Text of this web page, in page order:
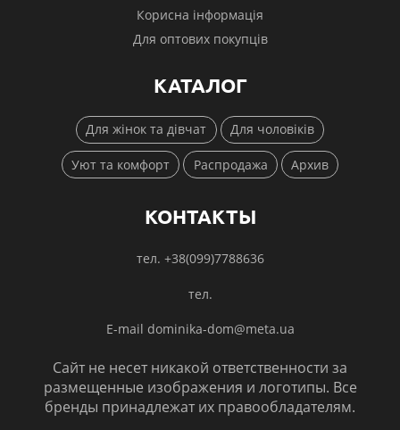
Корисна інформація
Для оптових покупців
КАТАЛОГ
Для жінок та дівчат Для чоловіків
Уют та комфорт Распродажа Архив
КОНТАКТЫ
тел. +38(099)7788636
тел.
E-mail dominika-dom@meta.ua
Сайт не несет никакой ответственности за
размещенные изображения и логотипы. Все
бренды принадлежат их правообладателям.